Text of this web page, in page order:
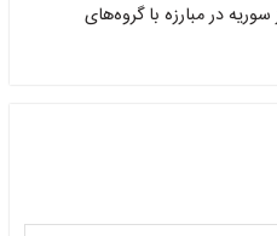
در مبارزه با گروه‌های